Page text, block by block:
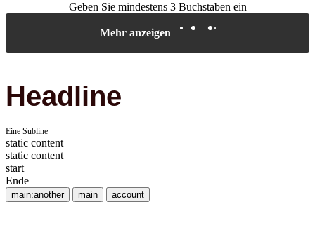
Geben Sie mindestens 3 Buchstaben ein
Mehr anzeigen
Headline
Eine Subline
static content
static content
start
Ende
main:another main account